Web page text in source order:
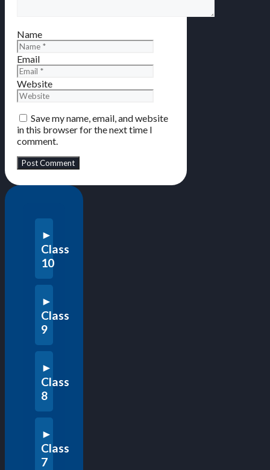
Name
Email
Website
Save my name, email, and website
in this browser for the next time I
comment.
Class
10
Class
9
Class
8
Class
7